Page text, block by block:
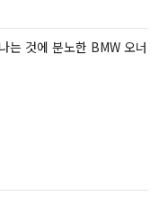
는 것에 분노한 BMW 오너